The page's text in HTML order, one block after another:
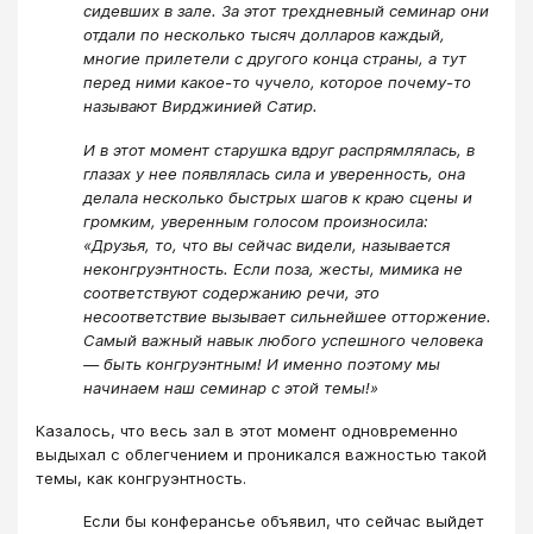
сидевших в зале. За этот трехдневный семинар они
отдали по несколько тысяч долларов каждый,
многие прилетели с другого конца страны, а тут
перед ними какое-то чучело, которое почему-то
называют Вирджинией Сатир.
И в этот момент старушка вдруг распрямлялась, в
глазах у нее появлялась сила и уверенность, она
делала несколько быстрых шагов к краю сцены и
громким, уверенным голосом произносила:
«Друзья, то, что вы сейчас видели, называется
неконгруэнтность. Если поза, жесты, мимика не
соответствуют содержанию речи, это
несоответствие вызывает сильнейшее отторжение.
Самый важный навык любого успешного человека
— быть конгруэнтным! И именно поэтому мы
начинаем наш семинар с этой темы!»
Казалось, что весь зал в этот момент одновременно
выдыхал с облегчением и проникался важностью такой
темы, как конгруэнтность.
Если бы конферансье объявил, что сейчас выйдет